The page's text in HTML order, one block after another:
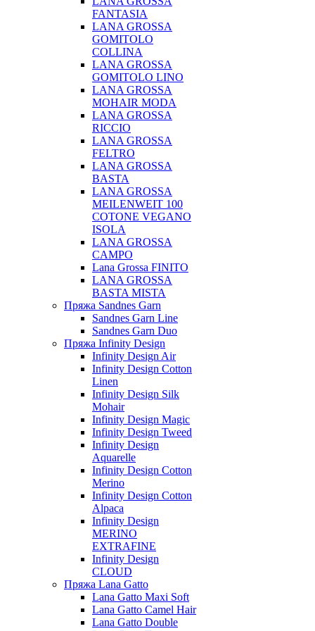
FANTASIA
LANA GROSSA
GOMITOLO
COLLINA
LANA GROSSA
GOMITOLO LINO
LANA GROSSA
MOHAIR MODA
LANA GROSSA
RICCIO
LANA GROSSA
FELTRO
LANA GROSSA
BASTA
LANA GROSSA
MEILENWEIT 100
COTONE VEGANO
ISOLA
LANA GROSSA
CAMPO
Lana Grossa FINITO
LANA GROSSA
BASTA MISTA
Пряжа Sandnes Garn
Sandnes Garn Line
Sandnes Garn Duo
Пряжа Infinity Design
Infinity Design Air
Infinity Design Cotton
Linen
Infinity Design Silk
Mohair
Infinity Design Magic
Infinity Design Tweed
Infinity Design
Aquarelle
Infinity Design Cotton
Merino
Infinity Design Cotton
Alpaca
Infinity Design
MERINO
EXTRAFINE
Infinity Design
CLOUD
Пряжа Lana Gatto
Lana Gatto Maxi Soft
Lana Gatto Camel Hair
Lana Gatto Double